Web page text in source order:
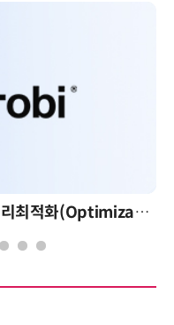
AI 시대의 의사결정을 바꾸는 수리최적화(Optimization): 실제 산업 적용 사례와 활용 전략